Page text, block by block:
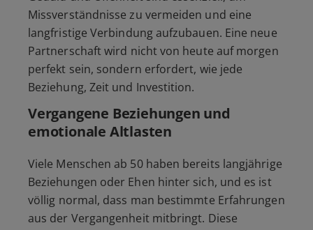
Missverständnisse zu vermeiden und eine
langfristige Verbindung aufzubauen. Eine neue
Partnerschaft wird nicht von heute auf morgen
perfekt sein, sondern erfordert, wie jede
Beziehung, Zeit und Investition.
Vergangene Beziehungen und
emotionale Altlasten
Viele Menschen ab 50 haben bereits langjährige
Beziehungen oder Ehen hinter sich, und es ist
völlig normal, dass man bestimmte Erfahrungen
aus der Vergangenheit mitbringt. Diese